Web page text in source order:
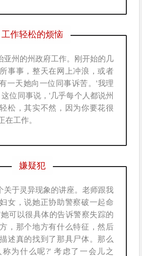
工作轻松的烦恼
亚州的州政府工作。刚开始的几
事事，整天在网上冲浪，或者
一天她向一位同事诉苦。'我理
位同事说，'几乎每个人都说州
松，其实不然，因为你要花很
在工作。
嫌疑犯
关于灵异现象的讲座。老师跟我
女，说她正协助警察破一起命
可以很具体的告诉警察失踪的
，那个地方有什么特征，然后
述真的找到了那具尸体。那么
为什么呢?' 考虑了一会儿之